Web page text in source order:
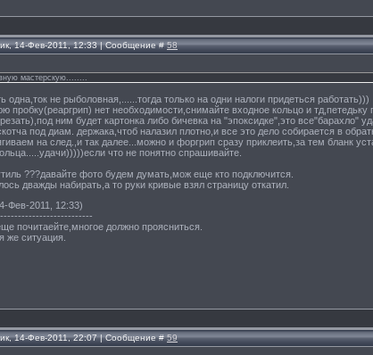
14-Фев-2011, 12:33 | Сообщение #58
мастерскую........
одна,ток не рыболовная,......тогда только на одни налоги придеться работать)))
пробку(реаргрип) нет необходимости,снимайте входное кольцо и
ним будет картонка либо бичевка на "эпоксидке",это
под диам. держака,чтоб налазил плотно,и все это дело собирается в
на след.,и так далее...можно и форгрип сразу приклеить,за тем бланк
что не понятно спрашивайте.
???давайте фото будем думать,мож еще кто подключится.
дважды набирать,а то руки кривые взял страницу откатил.
Фев-2011, 12:33)
почитаейте,многое должно проясниться.
же ситуация.
14-Фев-2011, 22:07 | Сообщение #59